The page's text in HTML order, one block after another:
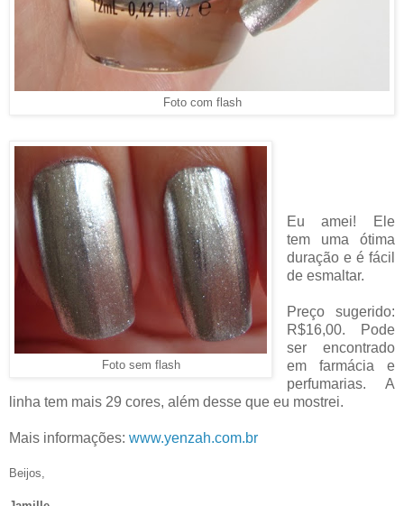
Foto com flash
Foto sem flash
Eu amei! Ele
tem uma ótima
duração e é fácil
de esmaltar.
Preço sugerido:
R$16,00. Pode
ser encontrado
em farmácia e
perfumarias. A
linha tem mais 29 cores, além desse que eu mostrei.
Mais informações: www.yenzah.com.br
Beijos,